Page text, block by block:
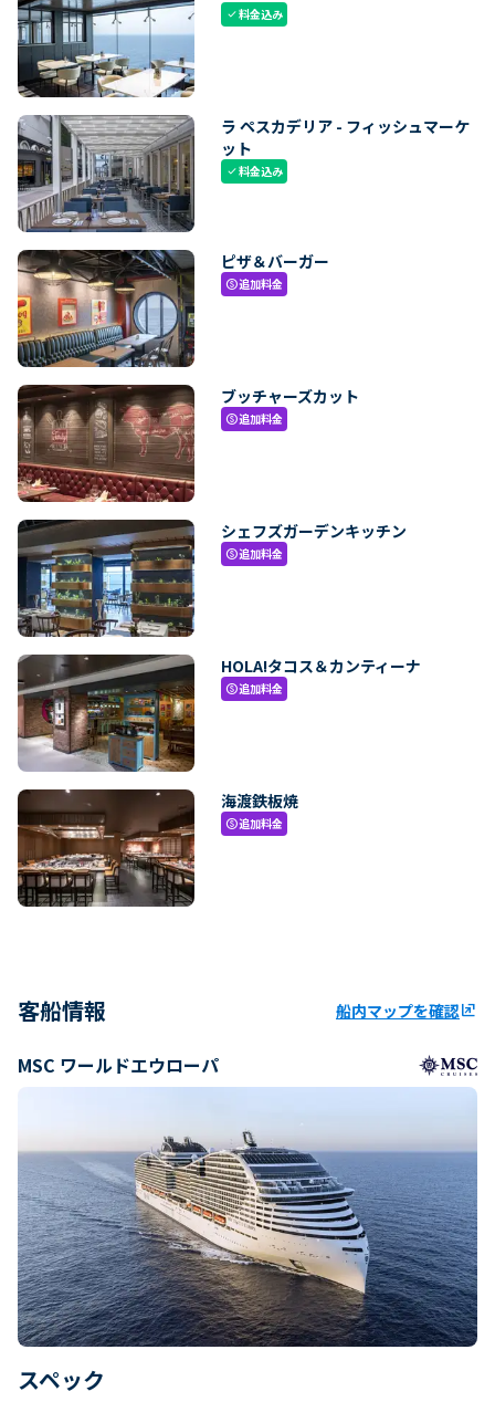
check料金込み
ラ ペスカデリア - フィッシュマーケ
ット
check料金込み
ピザ＆バーガー
paid追加料金
ブッチャーズカット
paid追加料金
シェフズガーデンキッチン
paid追加料金
HOLA!タコス＆カンティーナ
paid追加料金
海渡鉄板焼
paid追加料金
客船情報 船内マップを確認ungroup
MSC ワールドエウローパ
スペック